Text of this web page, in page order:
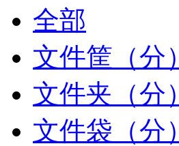
全部
文件筐（分）
文件夹（分）
文件袋（分）